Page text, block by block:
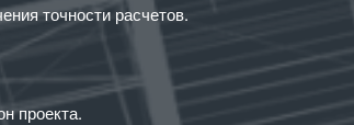
точности расчетов.
проекта.